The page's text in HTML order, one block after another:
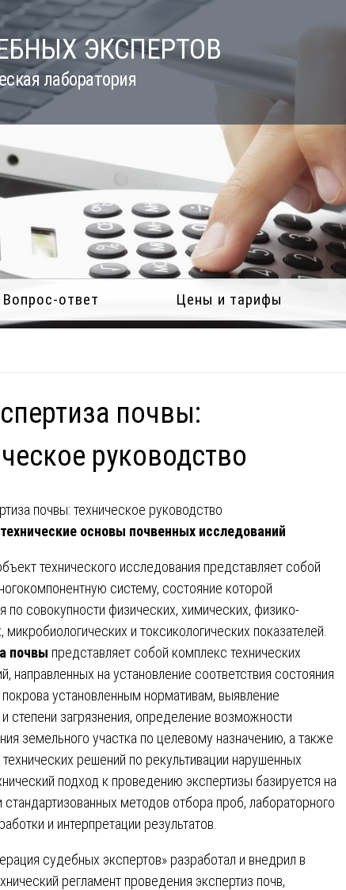
ЭКСПЕРТОВ
лаборатория
Вопрос-ответ Цены и тарифы
почвы:
руководство
основы почвенных исследований
технического исследования представляет собой
систему, состояние которой
по совокупности физических, химических, физико-
микробиологических и токсикологических показателей.
почвы представляет собой комплекс технических
направленных на установление соответствия состояния
покрова установленным нормативам, выявление
и степени загрязнения, определение возможности
земельного участка по целевому назначению, а также
технических решений по рекультивации нарушенных
подход к проведению экспертизы базируется на
стандартизованных методов отбора проб, лабораторного
и интерпретации результатов.
судебных экспертов» разработал и внедрил в
регламент проведения экспертиз почв,